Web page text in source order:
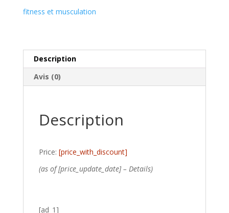
fitness et musculation
Description
Avis (0)
Description
Price: [price_with_discount]
(as of [price_update_date] – Details)
[ad_1]